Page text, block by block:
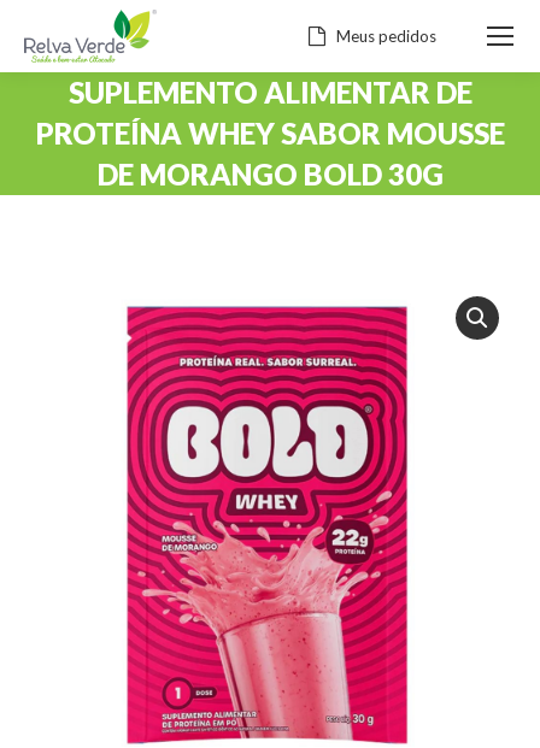
Meus pedidos
SUPLEMENTO ALIMENTAR DE
PROTEÍNA WHEY SABOR MOUSSE
DE MORANGO BOLD 30G